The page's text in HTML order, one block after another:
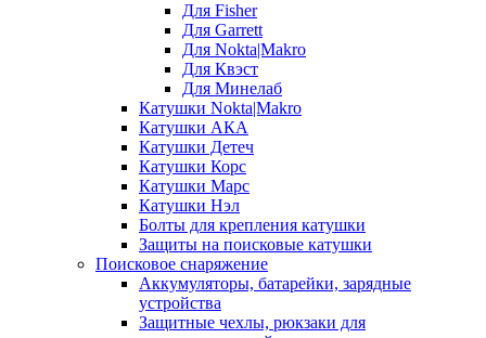
Для Fisher
Для Garrett
Для Nokta|Makro
Для Квэст
Для Минелаб
Катушки Nokta|Makro
Катушки АКА
Катушки Детеч
Катушки Корс
Катушки Марс
Катушки Нэл
Болты для крепления катушки
Защиты на поисковые катушки
Поисковое снаряжение
Аккумуляторы, батарейки, зарядные
устройства
Защитные чехлы, рюкзаки для